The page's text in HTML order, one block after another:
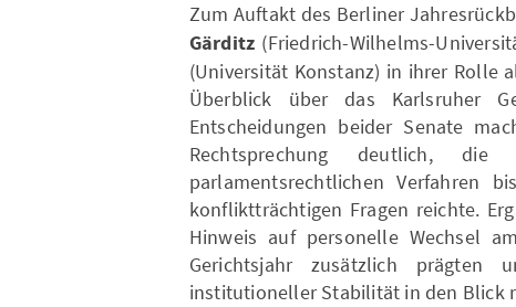
Zum Auftakt des Berliner
Gärditz (Friedrich-Wilhelms-
(Universität Konstanz) in ihrer Rolle
Überblick über das Karlsruher
Entscheidungen beider Senate
Rechtsprechung deutlich,
parlamentsrechtlichen Verfahren
konfliktträchtigen Fragen reichte.
Hinweis auf personelle Wechsel
Gerichtsjahr zusätzlich prägten
institutioneller Stabilität in den Blick